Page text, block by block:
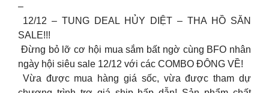
–
️ 12/12 – TUNG DEAL HỦY DIỆT – THA HỒ SĂN
SALE!!! ️
️ Đừng bỏ lỡ cơ hội mua sắm bất ngờ cùng BFO nhân
ngày hội siêu sale 12/12 với các COMBO ĐÔNG VỀ!
️ Vừa được mua hàng giá sốc, vừa được tham dự